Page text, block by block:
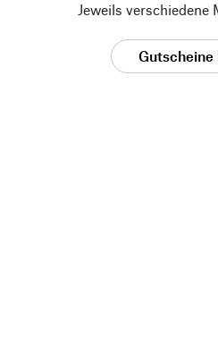
Jeweils verschiedene
Gutscheine